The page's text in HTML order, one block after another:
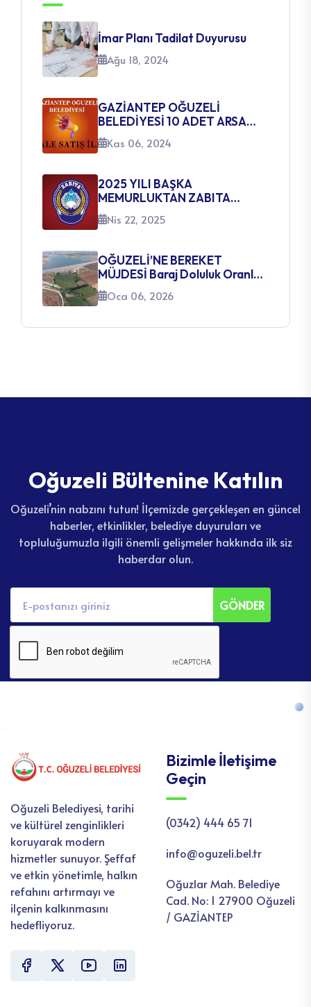
İmar Planı Tadilat Duyurusu
Ağu 18, 2024
GAZİANTEP OĞUZELİ
BELEDİYESİ 10 ADET ARSA
SATIŞ İHALE İLANI
Kas 06, 2024
2025 YILI BAŞKA
MEMURLUKTAN ZABITA
MEMURLUĞUNA GEÇİŞ SINAVI
AÇILACAK KADROLARA
Nis 22, 2025
OĞUZELİ’NE BEREKET
MÜJDESİ Baraj Doluluk Oranları
Yüzleri Güldürüyor
Oca 06, 2026
Oğuzeli Bültenine Katılın
Oğuzeli’nin nabzını tutun! İlçemizde gerçekleşen en güncel
haberler, etkinlikler, belediye duyuruları ve
topluluğumuzla ilgili önemli gelişmeler hakkında ilk siz
haberdar olun.
GÖNDER
Oğuzeli Belediyesi, tarihi
ve kültürel zenginlikleri
koruyarak modern
hizmetler sunuyor. Şeffaf
ve etkin yönetimle, halkın
refahını artırmayı ve
ilçenin kalkınmasını
hedefliyoruz.
Bizimle İletişime
Geçin
(0342) 444 65 71
info@oguzeli.bel.tr
Oğuzlar Mah. Belediye
Cad. No: 1 27900 Oğuzeli
/ GAZİANTEP